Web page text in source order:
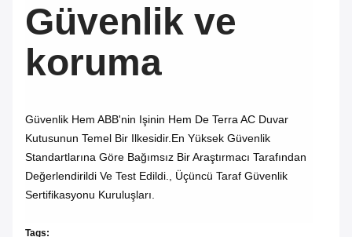
Güvenlik ve
koruma
Güvenlik Hem ABB'nin Işinin Hem De Terra AC Duvar
Kutusunun Temel Bir Ilkesidir.En Yüksek Güvenlik
Standartlarına Göre Bağımsız Bir Araştırmacı Tarafından
Değerlendirildi Ve Test Edildi., Üçüncü Taraf Güvenlik
Sertifikasyonu Kuruluşları.
Tags: